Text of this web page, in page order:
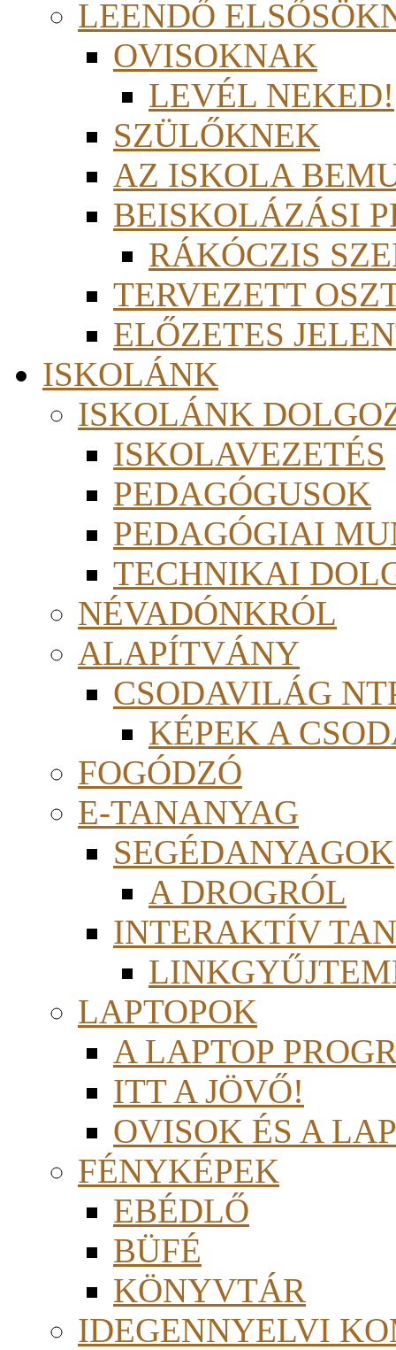
LEENDŐ
OVISOKNAK
LEVÉL NEKED!
SZÜLŐKNEK
AZ ISKOLA
BEISKOLÁZÁSI
RÁKÓCZIS
TERVEZETT
ELŐZETES
ISKOLÁNK
ISKOLÁNK
ISKOLAVEZETÉS
PEDAGÓGUSOK
PEDAGÓGIAI
TECHNIKAI
NÉVADÓNKRÓL
ALAPÍTVÁNY
CSODAVILÁG
KÉPEK A
FOGÓDZÓ
E-TANANYAG
SEGÉDANYAGOK
A DROGRÓL
INTERAKTÍV
LAPTOPOK
A LAPTOP
ITT A JÖVŐ!
OVISOK ÉS A
FÉNYKÉPEK
EBÉDLŐ
BÜFÉ
KÖNYVTÁR
IDEGENNYELVI